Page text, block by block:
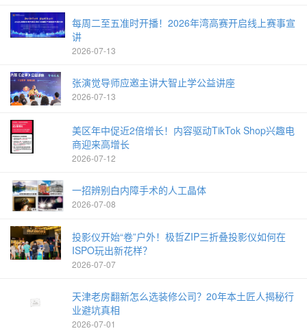
每周二至五准时开播！2026年湾高赛开启线上赛事宣
讲
2026-07-13
张演觉导师应邀主讲大智止学公益讲座
2026-07-13
美区年中促近2倍增长！内容驱动TikTok Shop兴趣电
商迎来高增长
2026-07-12
一招辨别白内障手术的人工晶体
2026-07-08
投影仪开始“卷”户外！极哲ZIP三折叠投影仪如何在
ISPO玩出新花样？
2026-07-07
天津老房翻新怎么选装修公司？20年本土匠人揭秘行
业避坑真相
2026-07-01